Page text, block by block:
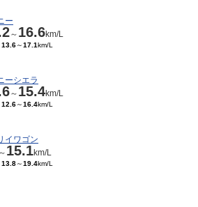
ー
～ 16.6km/L
13.6～17.1km/L
ーシエラ
～ 15.4km/L
12.6～16.4km/L
イワゴン
～ 15.1km/L
13.8～19.4km/L